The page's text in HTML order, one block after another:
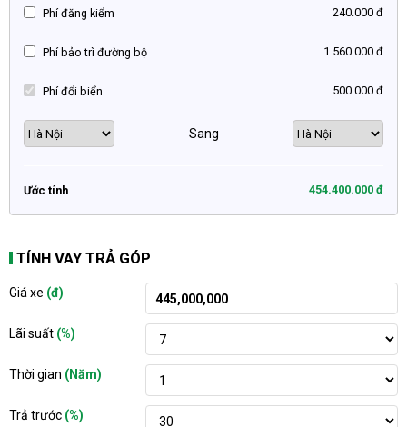
Phí đăng kiểm 240.000 đ
Phí bảo trì đường bộ 1.560.000 đ
Phí đổi biển 500.000 đ
Sang
Ước tính 454.400.000 đ
TÍNH VAY TRẢ GÓP
Giá xe (đ)
Lãi suất (%)
Thời gian (Năm)
Trả trước (%)